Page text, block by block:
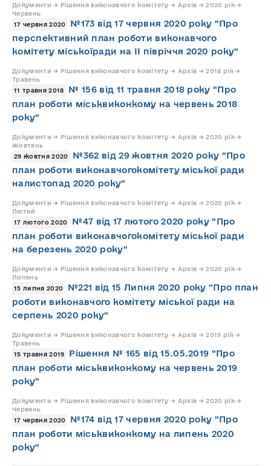
Документи → Рішення виконавчого комітету → Архів → 2020 рік →
Червень
17 червня 2020
№173 від 17 червня 2020 року "Про
перспективний план роботи виконавчого
комітету міськоїради на ІІ півріччя 2020 року"
Документи → Рішення виконавчого комітету → Архів → 2018 рік →
Травень
11 травня 2018
№ 156 від 11 травня 2018 року "Про
план роботи міськвиконкому на червень 2018
року"
Документи → Рішення виконавчого комітету → Архів → 2020 рік →
Жовтень
29 жовтня 2020
№362 від 29 жовтня 2020 року "Про
план роботи виконавчогокомітету міської ради
налистопад 2020 року"
Документи → Рішення виконавчого комітету → Архів → 2020 рік →
Лютий
17 лютого 2020
№47 від 17 лютого 2020 року "Про
план роботи виконавчогокомітету міської ради
на березень 2020 року"
Документи → Рішення виконавчого комітету → Архів → 2020 рік →
Липень
15 липня 2020
№221 від 15 Липня 2020 року "Про план
роботи виконавчого комітету міської ради на
серпень 2020 року"
Документи → Рішення виконавчого комітету → Архів → 2019 рік →
Травень
15 травня 2019
Рішення № 165 від 15.05.2019 "Про
план роботи міськвиконкому на червень 2019
року"
Документи → Рішення виконавчого комітету → Архів → 2020 рік →
Червень
17 червня 2020
№174 від 17 червня 2020 року "Про
план роботи міськвиконкому на липень 2020
року"